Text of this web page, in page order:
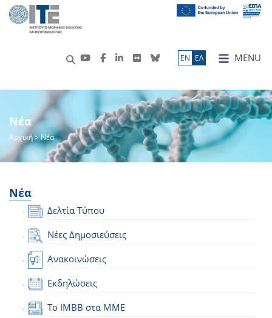
MENU
ΕN ΕΛ
Νέα
Αρχική> Νέα
Νέα
Δελτία Τύπου
Νέες Δημοσιεύσεις
Ανακοινώσεις
Εκδηλώσεις
Το IMBB στα ΜΜΕ